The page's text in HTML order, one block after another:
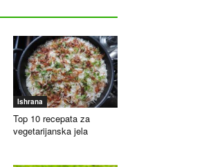
Ishrana
Top 10 recepata za
vegetarijanska jela